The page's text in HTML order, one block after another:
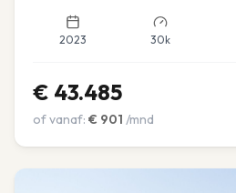
2023 30k
€ 43.485
of vanaf: € 901 /mnd